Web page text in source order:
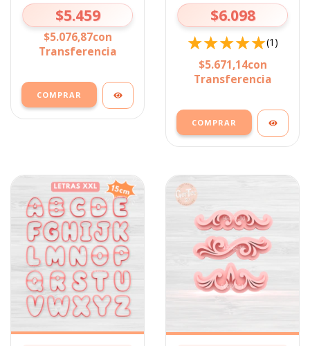
$5.459
$5.076,87con
Transferencia
COMPRAR
$6.098
(1)
$5.671,14con
Transferencia
COMPRAR